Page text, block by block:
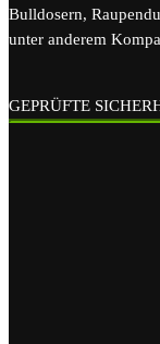
Bulldosern,
unter anderem
GEPRÜFTE